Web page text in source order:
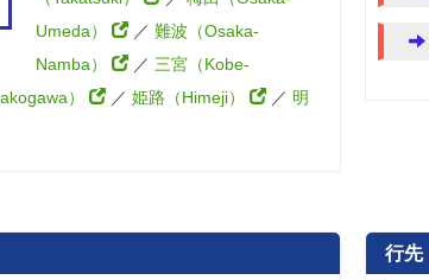
Umeda）
／ 難波（Osaka-
Namba）
／ 三宮（Kobe-
） ／ 姫路（Himeji） ／ 明
行先